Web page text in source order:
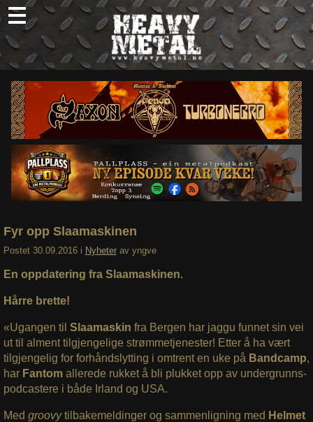
Skip
to
content
Nyheter
Omtaler
Intervjuer
Om oss
Abonner
Søk
Fyr opp Slaamaskinen
Postet 30.09.2016 i Nyheter av yngve
En oppdatering fra Slaamaskinen.
Hårre brette!
«Ugangen til Slaamaskin fra Bergen har jaggu funnet sin vei
ut til alment tilgjengelige strømmetjenester! Etter å ha vært
tilgjengelig for forhåndslytting i omtrent en uke på Bandcamp,
har Fantom allerede rukket å bli plukket opp av undergrunns-
podcastere i både Irland og USA.
Med groovytilbakemeldinger og sammenligning med Helmet